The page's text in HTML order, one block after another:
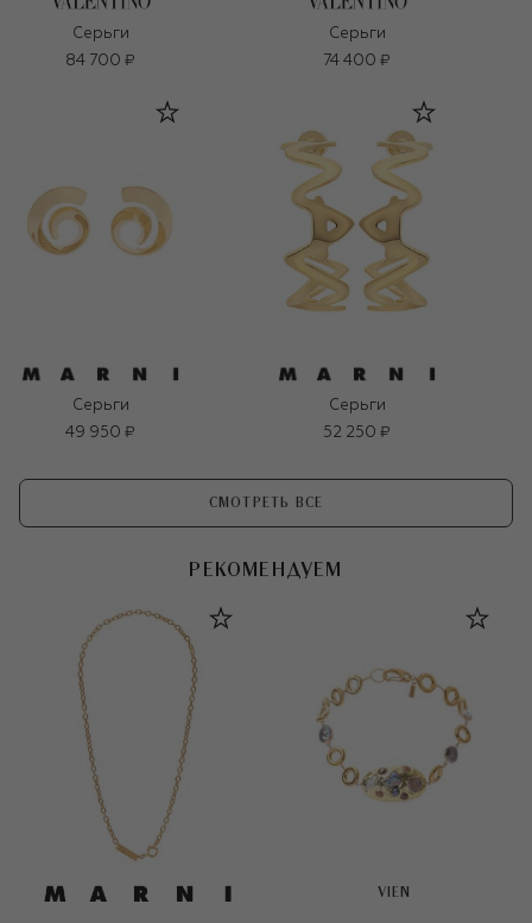
Серьги
84 700 ₽
Серьги
74 400 ₽
Серьги
49 950 ₽
Серьги
52 250 ₽
СМОТРЕТЬ ВСЕ
РЕКОМЕНДУЕМ
VIEN